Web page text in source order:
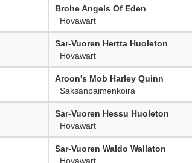
Brohe Angels Of Eden
Hovawart
Sar-Vuoren Hertta Huoleton
Hovawart
Aroon's Mob Harley Quinn
Saksanpaimenkoira
Sar-Vuoren Hessu Huoleton
Hovawart
Sar-Vuoren Waldo Wallaton
Hovawart